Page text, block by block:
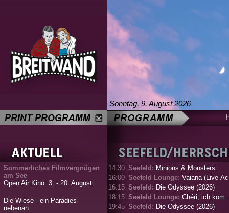
Sonntag, 9. August 2026
Sommerliches Filmvergnügen
am See
Open Air Kino: 3. - 20. August
Die Wiese - ein Paradies
nebenan
14:30 Seefeld: Minions & Monsters
16:00 Seefeld Lounge: Vaiana (Live-
16:15 Seefeld: Die Odyssee (2026)
18:15 Seefeld Lounge: Chéri, ich
19:45 Seefeld: Die Odyssee (2026)